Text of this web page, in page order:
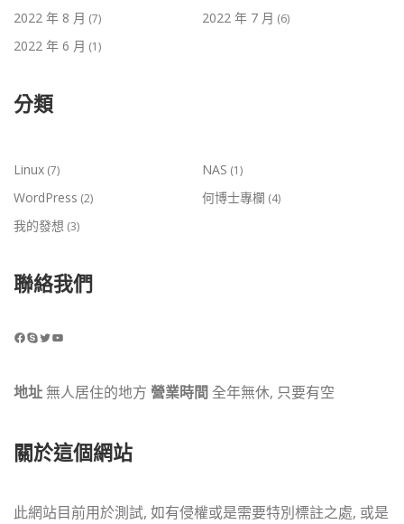
2022 年 8 月 (7) 2022 年 7 月 (6)
2022 年 6 月 (1)
分類
Linux (7) NAS (1)
WordPress (2) 何博士專欄 (4)
我的發想 (3)
聯絡我們
Facebook Skype Twitter YouTube
地址 無人居住的地方 營業時間 全年無休, 只要有空
關於這個網站
此網站目前用於測試, 如有侵權或是需要特別標註之處, 或是